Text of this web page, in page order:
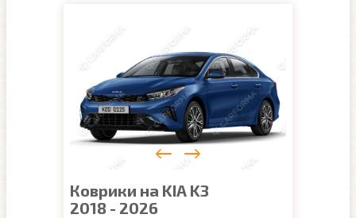
Коврики на KIA K3
2018 - 2026